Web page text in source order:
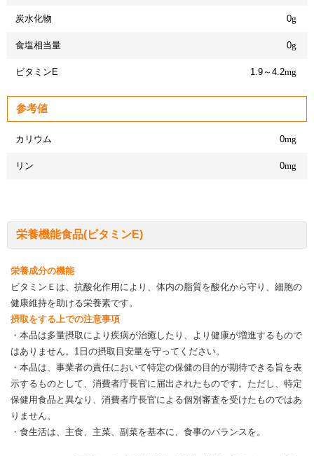
炭水化物 0g
食塩相当量 0g
ビタミンE 1.9～4.2mg
参考値
カリウム 0mg
リン 0mg
栄養機能食品(ビタミンE)
栄養成分の機能
ビタミンＥは、抗酸化作用により、体内の脂質を酸化から守り、細胞の
健康維持を助ける栄養素です。
摂取をする上での注意事項
・本品は多量摂取により疾病が治癒したり、より健康が増進するもので
はありません。1日の摂取目安量を守ってください。
・本品は、事業者の責任において特定の保健の目的が期待できる旨を表
示するものとして、消費者庁長官に届出されたものです。ただし、特定
保健用食品と異なり、消費者庁長官による個別審査を受けたものではあ
りません。
・食生活は、主食、主菜、副菜を基本に、食事のバランスを。